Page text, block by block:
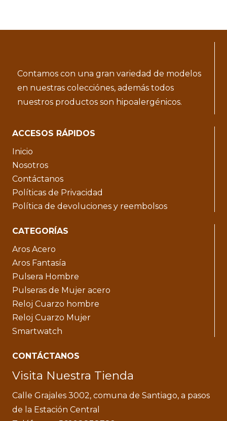
Contamos con una gran variedad de modelos
en nuestras colecciónes, además todos
nuestros productos son hipoalergénicos.
ACCESOS RÁPIDOS
Inicio
Nosotros
Contáctanos
Políticas de Privacidad
Política de devoluciones y reembolsos
CATEGORÍAS
Aros Acero
Aros Fantasía
Pulsera Hombre
Pulseras de Mujer acero
Reloj Cuarzo hombre
Reloj Cuarzo Mujer
Smartwatch
CONTÁCTANOS
Visita Nuestra Tienda
Calle Grajales 3002, comuna de Santiago, a pasos
de la Estación Central